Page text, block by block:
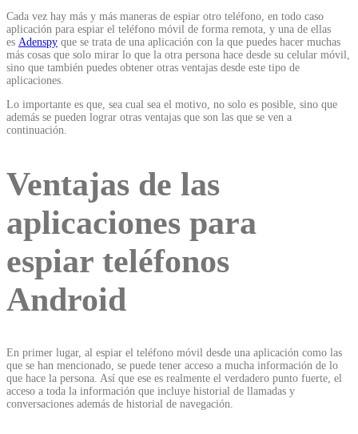
Cada vez hay más y más maneras de espiar otro teléfono, en todo caso
aplicación para espiar el teléfono móvil de forma remota, y una de ellas
es Adenspy que se trata de una aplicación con la que puedes hacer muchas
más cosas que solo mirar lo que la otra persona hace desde su celular móvil,
sino que también puedes obtener otras ventajas desde este tipo de
aplicaciones.
Lo importante es que, sea cual sea el motivo, no solo es posible, sino que
además se pueden lograr otras ventajas que son las que se ven a
continuación.
Ventajas de las
aplicaciones para
espiar teléfonos
Android
En primer lugar, al espiar el teléfono móvil desde una aplicación como las
que se han mencionado, se puede tener acceso a mucha información de lo
que hace la persona. Así que ese es realmente el verdadero punto fuerte, el
acceso a toda la información que incluye historial de llamadas y
conversaciones además de historial de navegación.